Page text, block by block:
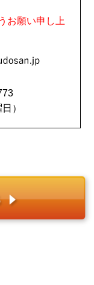
お願い申し上
）